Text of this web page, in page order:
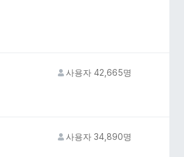
사용자 42,665명
사용자 34,890명